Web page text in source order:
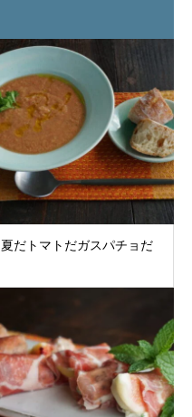
夏だトマトだガスパチョだ